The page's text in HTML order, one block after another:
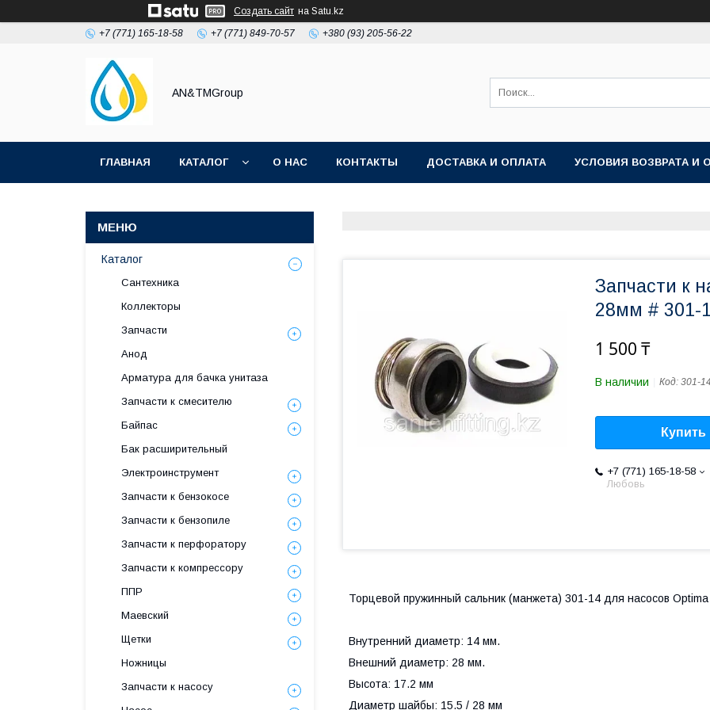
Создать сайт на Satu.kz
+7 (771) 165-18-58 +7 (771) 849-70-57 +380 (93) 205-56-22
AN&TMGroup
ГЛАВНАЯ КАТАЛОГ О НАС КОНТАКТЫ ДОСТАВКА И ОПЛАТА УСЛОВИЯ ВОЗВРАТА И
Запчасти к
28мм # 301-
1 500 ₸
В наличии Код: 301-14
Купить
+7 (771) 165-18-58
Любовь
Торцевой пружинный сальник (манжета) 301-14 для насосов Optima
Внутренний диаметр: 14 мм.
Внешний диаметр: 28 мм.
Высота: 17.2 мм
Диаметр шайбы: 15.5 / 28 мм
Каталог
Сантехника
Коллекторы
Запчасти
Анод
Арматура для бачка унитаза
Запчасти к смесителю
Байпас
Бак расширительный
Электроинструмент
Запчасти к бензокосе
Запчасти к бензопиле
Запчасти к перфоратору
Запчасти к компрессору
ППР
Маевский
Щетки
Ножницы
Запчасти к насосу